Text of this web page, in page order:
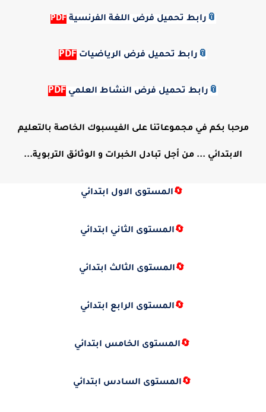
📎 رابط تحميل فرض اللغة الفرنسية PDF
📎 رابط تحميل فرض الرياضيات PDF
📎 رابط تحميل فرض النشاط العلمي PDF
مرحبا بكم في مجموعاتنا على الفيسبوك الخاصة بالتعليم
الابتدائي ... من أجل تبادل الخبرات و الوثائق التربوية...
🔄المستوى الاول ابتدائي
🔄المستوى الثاني ابتدائي
🔄المستوى الثالث ابتدائي
🔄المستوى الرابع ابتدائي
🔄المستوى الخامس ابتدائي
🔄المستوى السادس ابتدائي